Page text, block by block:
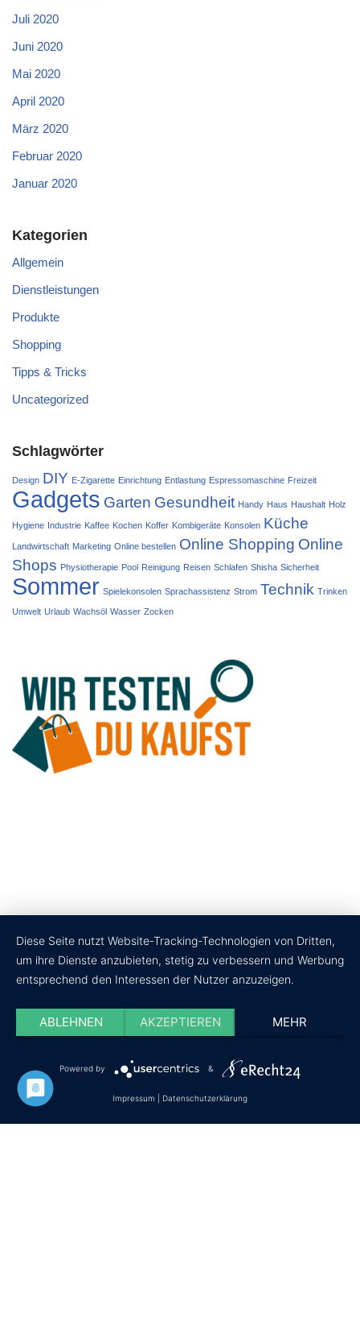
Juli 2020
Juni 2020
Mai 2020
April 2020
März 2020
Februar 2020
Januar 2020
Kategorien
Allgemein
Dienstleistungen
Produkte
Shopping
Tipps & Tricks
Uncategorized
Schlagwörter
Design DIY E-Zigarette Einrichtung Entlastung Espressomaschine Freizeit
Gadgets Garten Gesundheit Handy Haus Haushalt Holz
Hygiene Industrie Kaffee Kochen Koffer Kombigeräte Konsolen Küche
Landwirtschaft Marketing Online bestellen Online Shopping Online
Shops Physiotherapie Pool Reinigung Reisen Schlafen Shisha Sicherheit
Sommer Spielekonsolen Sprachassistenz Strom Technik Trinken
Umwelt Urlaub Wachsöl Wasser Zocken
Datenschutz Impressum Cookie-Einstellungen
© Copyright - wir-testen-du-kaufst.de
Diese Seite nutzt Website-Tracking-Technologien von Dritten,
um ihre Dienste anzubieten, stetig zu verbessern und Werbung
entsprechend den Interessen der Nutzer anzuzeigen.
ABLEHNEN AKZEPTIEREN MEHR
Powered by &
Impressum Datenschutzerklärung